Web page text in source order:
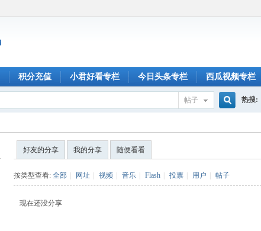
积分充值 小君好看专栏 今日头条专栏 西瓜视频专栏
帖子 热搜:
好友的分享 我的分享 随便看看
按类型查看: 全部 网址 视频 音乐 Flash 投票 用户 帖子
现在还没分享